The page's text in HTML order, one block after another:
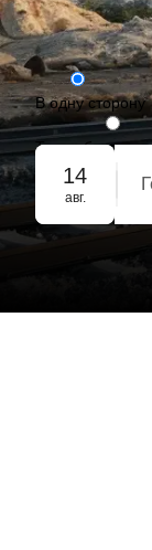
В одну сторону
Туда-обратно
Групповое
14
авг.